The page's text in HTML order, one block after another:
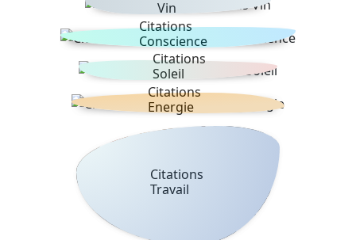
Vin
Citations
Conscience
Citations
Soleil
Citations
Energie
Citations
Travail